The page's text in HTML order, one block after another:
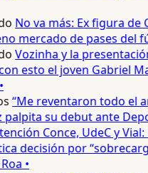
No va más: Ex figura de
mercado de pases del
Vozinha y la
esto el joven Gabriel
“Me reventaron todo el
su debut ante
Conce, UdeC y
decisión por
•